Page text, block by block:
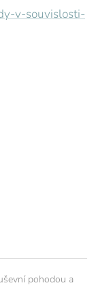
v-souvislosti-
pohodou a